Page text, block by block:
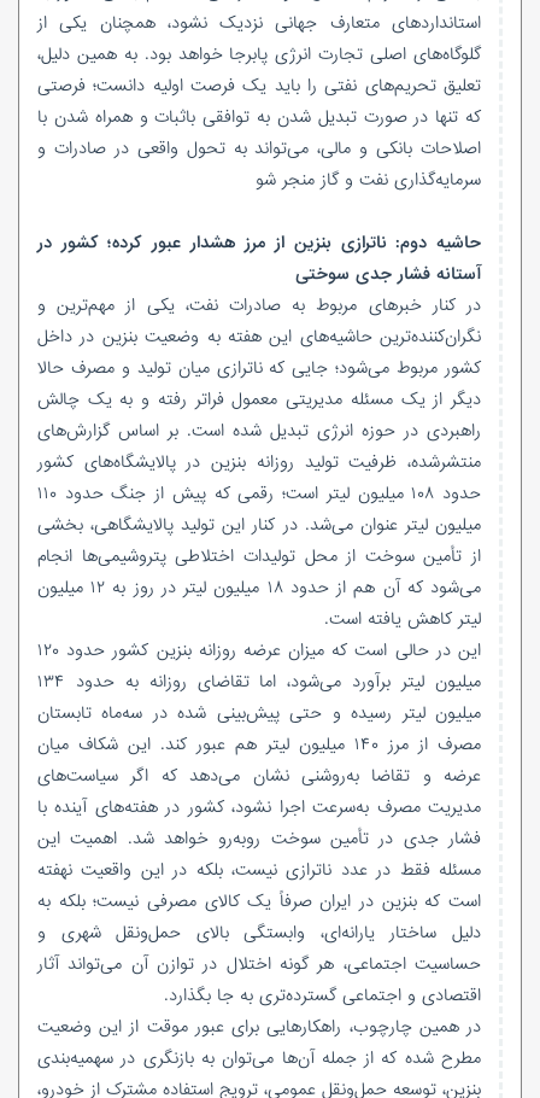
استانداردهای متعارف جهانی نزدیک نشود، همچنان یکی از
گلوگاه‌های اصلی تجارت انرژی پابرجا خواهد بود. به همین دلیل،
تعلیق تحریم‌های نفتی را باید یک فرصت اولیه دانست؛ فرصتی
که تنها در صورت تبدیل شدن به توافقی باثبات و همراه شدن با
اصلاحات بانکی و مالی، می‌تواند به تحول واقعی در صادرات و
سرمایه‌گذاری نفت و گاز منجر شو
حاشیه دوم: ناترازی بنزین از مرز هشدار عبور کرده؛ کشور در
آستانه فشار جدی سوختی
در کنار خبرهای مربوط به صادرات نفت، یکی از مهم‌ترین و
نگران‌کننده‌ترین حاشیه‌های این هفته به وضعیت بنزین در داخل
کشور مربوط می‌شود؛ جایی که ناترازی میان تولید و مصرف حالا
دیگر از یک مسئله مدیریتی معمول فراتر رفته و به یک چالش
راهبردی در حوزه انرژی تبدیل شده است. بر اساس گزارش‌های
منتشرشده، ظرفیت تولید روزانه بنزین در پالایشگاه‌های کشور
حدود ۱۰۸ میلیون لیتر است؛ رقمی که پیش از جنگ حدود ۱۱۰
میلیون لیتر عنوان می‌شد. در کنار این تولید پالایشگاهی، بخشی
از تأمین سوخت از محل تولیدات اختلاطی پتروشیمی‌ها انجام
می‌شود که آن هم از حدود ۱۸ میلیون لیتر در روز به ۱۲ میلیون
لیتر کاهش یافته است.
این در حالی است که میزان عرضه روزانه بنزین کشور حدود ۱۲۰
میلیون لیتر برآورد می‌شود، اما تقاضای روزانه به حدود ۱۳۴
میلیون لیتر رسیده و حتی پیش‌بینی شده در سه‌ماه تابستان
مصرف از مرز ۱۴۰ میلیون لیتر هم عبور کند. این شکاف میان
عرضه و تقاضا به‌روشنی نشان می‌دهد که اگر سیاست‌های
مدیریت مصرف به‌سرعت اجرا نشود، کشور در هفته‌های آینده با
فشار جدی در تأمین سوخت روبه‌رو خواهد شد. اهمیت این
مسئله فقط در عدد ناترازی نیست، بلکه در این واقعیت نهفته
است که بنزین در ایران صرفاً یک کالای مصرفی نیست؛ بلکه به
دلیل ساختار یارانه‌ای، وابستگی بالای حمل‌ونقل شهری و
حساسیت اجتماعی، هر گونه اختلال در توازن آن می‌تواند آثار
اقتصادی و اجتماعی گسترده‌تری به جا بگذارد.
در همین چارچوب، راهکارهایی برای عبور موقت از این وضعیت
مطرح شده که از جمله آن‌ها می‌توان به بازنگری در سهمیه‌بندی
بنزین، توسعه حمل‌ونقل عمومی، ترویج استفاده مشترک از خودرو،